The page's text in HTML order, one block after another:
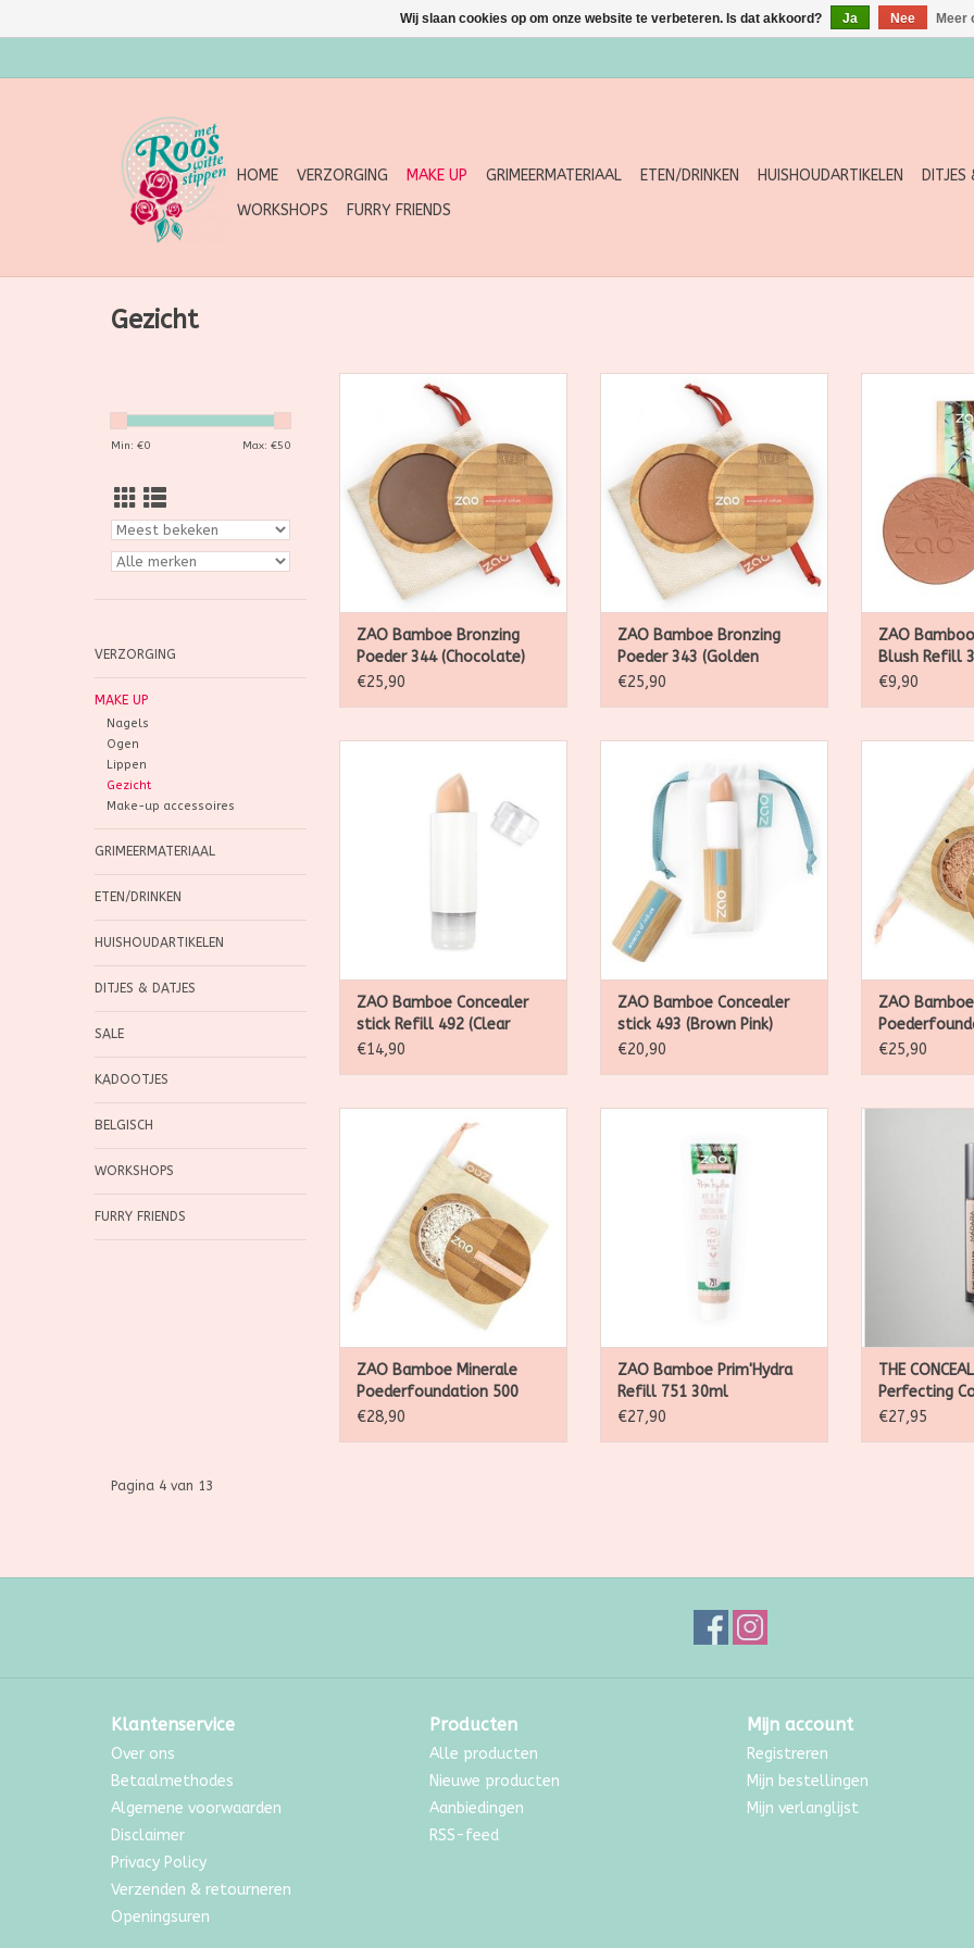
HOME VERZORGING MAKE UP GRIMEERMATERIAAL ETEN/DRINKEN HUISHOUDARTIKELEN DITJES
WORKSHOPS
FURRY FRIENDS
Gezicht
Min: €0 Max: €50
VERZORGING
MAKE UP
Nagels
Ogen
Lippen
Gezicht
Make-up accessoires
GRIMEERMATERIAAL
ETEN/DRINKEN
HUISHOUDARTIKELEN
DITJES & DATJES
SALE
KADOOTJES
BELGISCH
WORKSHOPS
FURRY FRIENDS
Zao, natuurlijk, biologisch,
veganistisch en navulbare
make-up
TOEVOEGEN AAN WINKELWAGEN
ZAO Bamboe Bronzing
Poeder 344 (Chocolate)
€25,90
Zao, natuurlijk, biologisch,
veganistisch en navulbare
make-up
TOEVOEGEN AAN WINKELWAGEN
ZAO Bamboe Bronzing
Poeder 343 (Golden
Bronze)
€25,90
perfecte teint.
geef je met
je gezicht
TOEVOEGEN
ZAO
Blush Refill
Coral)
€9,90
veganistisch en navulbare
make-up
TOEVOEGEN AAN WINKELWAGEN
ZAO Bamboe Concealer
stick Refill 492 (Clear
Beige)
€14,90
veganistisch en navulbare
make-up
TOEVOEGEN AAN WINKELWAGEN
ZAO Bamboe Concealer
stick 493 (Brown Pink)
€20,90
Zao,
TOEVOEGEN
ZAO
(Neutral
€25,90
Zao, natuurlijk, biologisch,
veganistisch en navulbare
make-up
TOEVOEGEN AAN WINKELWAGEN
ZAO Bamboe Minerale
Poederfoundation 500
(Mattifying Invisible)
€28,90
veganistisch en navulbare
make-up
TOEVOEGEN AAN WINKELWAGEN
ZAO Bamboe Prim'Hydra
Refill 751 30ml
€27,90
een
en
camoufleert,
de huid
smelt
een
THE
Perfecting
Latte 25 -
€27,95
Pagina 4 van 13
Klantenservice
Over ons
Betaalmethodes
Algemene voorwaarden
Disclaimer
Privacy Policy
Verzenden & retourneren
Openingsuren
Producten
Alle producten
Nieuwe producten
Aanbiedingen
RSS-feed
Mijn account
Registreren
Mijn bestellingen
Mijn verlanglijst
Wij slaan cookies op om onze website te verbeteren. Is dat akkoord? Ja Nee Meer